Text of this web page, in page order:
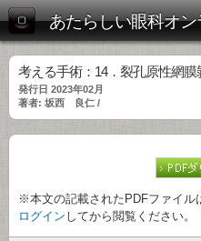
あたらしい眼科オ
考える手術：14．裂孔原性網
発行日 2023年02月
著者: 坂西 良仁 /
※本文の記載されたPDFファイル
ログイン してから閲覧ください。